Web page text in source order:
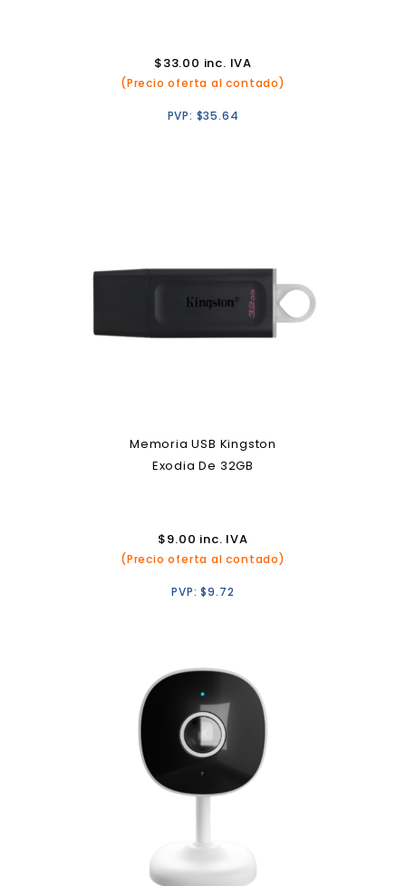
$33.00 inc. IVA
(Precio oferta al contado)
PVP: $35.64
Memoria USB Kingston
Exodia De 32GB
$9.00 inc. IVA
(Precio oferta al contado)
PVP:$9.72